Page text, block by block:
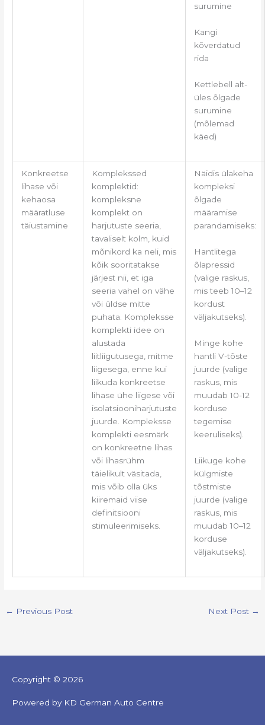
surumine
Kangi
kõverdatud
rida
Kettlebell alt-
üles õlgade
surumine
(mõlemad
käed)
Konkreetse
lihase või
kehaosa
määratluse
täiustamine
Komplekssed
komplektid:
kompleksne
komplekt on
harjutuste seeria,
tavaliselt kolm, kuid
mõnikord ka neli, mis
kõik sooritatakse
järjest nii, et iga
seeria vahel on vähe
või üldse mitte
puhata. Kompleksse
komplekti idee on
alustada
liitliigutusega, mitme
liigesega, enne kui
liikuda konkreetse
lihase ühe liigese või
isolatsiooniharjutuste
juurde. Kompleksse
komplekti eesmärk
on konkreetne lihas
või lihasrühm
täielikult väsitada,
mis võib olla üks
kiiremaid viise
definitsiooni
stimuleerimiseks.
Näidis ülakeha
kompleksi
õlgade
määramise
parandamiseks:
Hantlitega
õlapressid
(valige raskus,
mis teeb 10–12
kordust
väljakutseks).
Minge kohe
hantli V-tõste
juurde (valige
raskus, mis
muudab 10-12
korduse
tegemise
keeruliseks).
Liikuge kohe
külgmiste
tõstmiste
juurde (valige
raskus, mis
muudab 10–12
korduse
väljakutseks).
← Previous Post Next Post →
Copyright © 2026
Powered by KD German Auto Centre